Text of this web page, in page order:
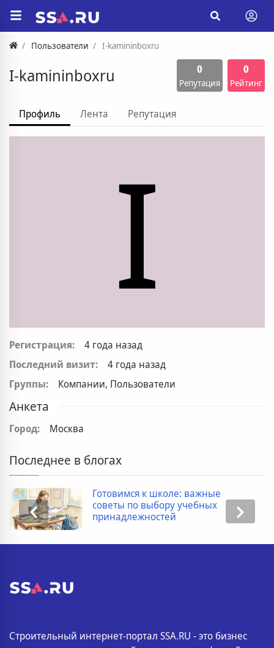
Пользователи I-kamininboxru
I-kamininboxru 0
Репутация
0
Рейтинг
Профиль Лента Репутация
I
Регистрация:
4 года назад
Последний визит:
4 года назад
Группы:
Компании, Пользователи
Анкета
Город: Москва
Последнее в блогах
Готовимся к школе: важные
советы по выбору учебных
принадлежностей
Строительный интернет-портал SSA.RU - это бизнес